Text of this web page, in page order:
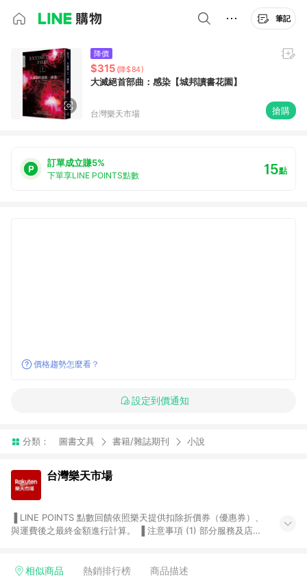
筆記
降價
$315 (降$84)
大滅絕首部曲：感染【城邦讀書花園】
台灣樂天市場 搶購
訂單成立賺5%
下單享LINE POINTS點數 15點
價格趨勢怎麼看？
設定到價通知
分類： 圖書文具 書籍/雜誌期刊 小說
台灣樂天市場
與運費後之最終金額進行計算。 ▐ 注意事項 (1) 部分服務及店家
Smart mobile、神腦生活、JS巨盛、樂天KOBO電子書，請詳閱
相似商品 熱銷排行榜 商品描述